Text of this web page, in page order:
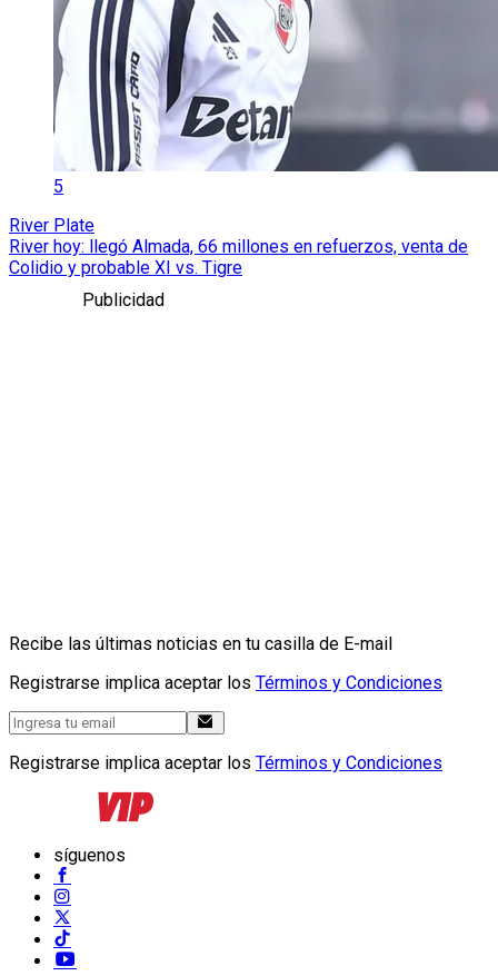
5
River Plate
River hoy: llegó Almada, 66 millones en refuerzos, venta de
Colidio y probable XI vs. Tigre
Publicidad
Recibe las últimas noticias en tu casilla de E-mail
Registrarse implica aceptar los Términos y Condiciones
Registrarse implica aceptar los Términos y Condiciones
síguenos